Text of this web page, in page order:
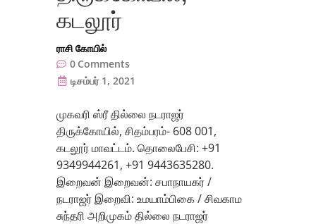
கடலூர்
ராசி கோயில்
0 Comments
டிசம்பர் 1, 2021
முகவரி ஸ்ரீ தில்லை நடராஜர்
திருக்கோயில், சிதம்பரம்- 608 001,
கடலூர் மாவட்டம். தொலைபேசி: +91
9349944261, +91 9443635280.
இறைவன் இறைவன்: சபாநாயகர் /
நடராஜர் இறைவி: உமயாம்பிகை / சிவகாம
சுந்தரி அறிமுகம் தில்லை நடராஜர்